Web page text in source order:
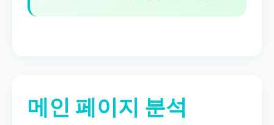
메인 페이지 분석